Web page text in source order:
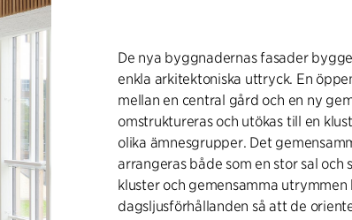
De nya byggnadernas fasader
enkla arkitektoniska uttryck. En
mellan en central gård och en ny
omstruktureras och utökas till en
olika ämnesgrupper. Det
arrangeras både som en stor sal
kluster och gemensamma
dagsljusförhållanden så att de